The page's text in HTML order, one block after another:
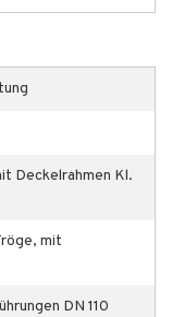
Deckelrahmen Kl.
mit
DN 110